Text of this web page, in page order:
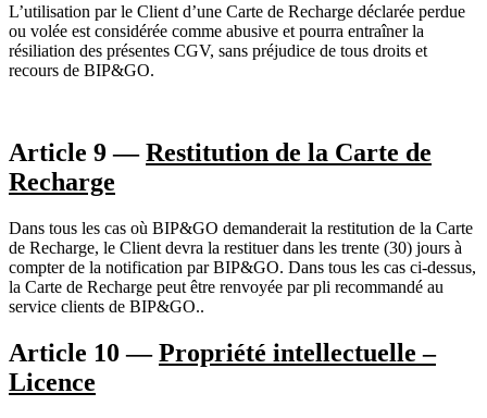
L’utilisation par le Client d’une Carte de Recharge déclarée perdue
ou volée est considérée comme abusive et pourra entraîner la
résiliation des présentes CGV, sans préjudice de tous droits et
recours de BIP&GO.
Article 9 —Restitution de la Carte de
Recharge
Dans tous les cas où BIP&GO demanderait la restitution de la Carte
de Recharge, le Client devra la restituer dans les trente (30) jours à
compter de la notification par BIP&GO. Dans tous les cas ci-dessus,
la Carte de Recharge peut être renvoyée par pli recommandé au
service clients de BIP&GO..
Article 10 —Propriété intellectuelle –
Licence